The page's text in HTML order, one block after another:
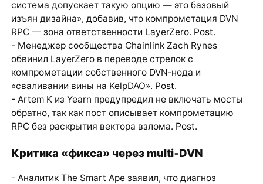
система допускает такую опцию — это базовый
изъян дизайна», добавив, что компрометация DVN
RPC — зона ответственности LayerZero. Post.
- Менеджер сообщества Chainlink Zach Rynes
обвинил LayerZero в переводе стрелок с
компрометации собственного DVN‑нода и
«сваливании вины на KelpDAO». Post.
- Artem K из Yearn предупредил не включать мосты
обратно, так как пост описывает компрометацию
RPC без раскрытия вектора взлома. Post.
Критика «фикса» через multi‑DVN
- Аналитик The Smart Ape заявил, что диагноз